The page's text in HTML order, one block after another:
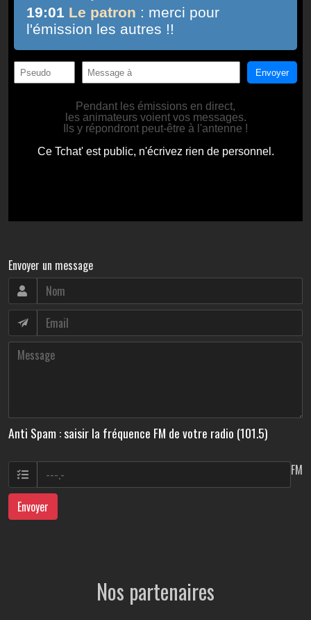
Envoyer un message
Anti Spam : saisir la fréquence FM de votre radio (101.5)
FM
Envoyer
Nos partenaires